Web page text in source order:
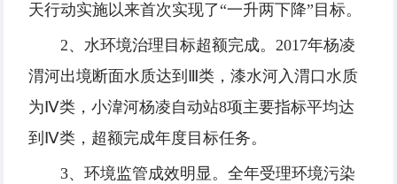
天行动实施以来首次实现了“一升两下降”目标。
2、水环境治理目标超额完成。2017年杨凌
渭河出境断面水质达到Ⅲ类，漆水河入渭口水质
为Ⅳ类，小湋河杨凌自动站8项主要指标平均达
到Ⅳ类，超额完成年度目标任务。
3、环境监管成效明显。全年受理环境污染